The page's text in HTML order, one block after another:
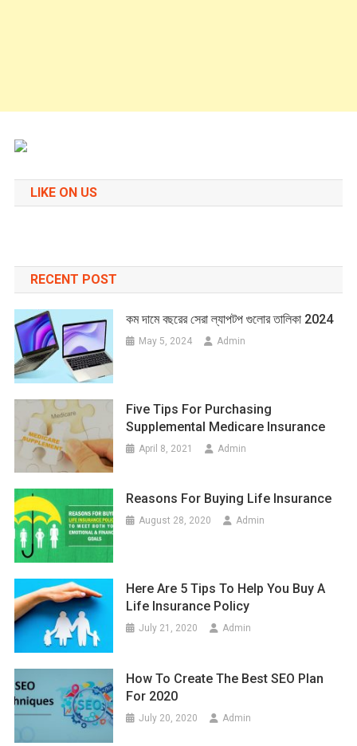
LIKE ON US
RECENT POST
কম দামে বছরের সেরা ল্যাপটপ গুলোর তালিকা 2024
May 5, 2024 Admin
Five Tips For Purchasing
Supplemental Medicare Insurance
April 8, 2021 Admin
Reasons For Buying Life Insurance
August 28, 2020 Admin
Here Are 5 Tips To Help You Buy A
Life Insurance Policy
July 21, 2020 Admin
How To Create The Best SEO Plan
For 2020
July 20, 2020 Admin